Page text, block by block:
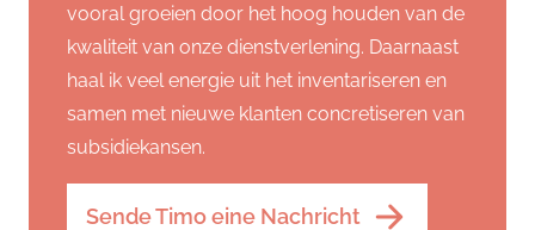
vooral groeien door het hoog houden van de
kwaliteit van onze dienstverlening. Daarnaast
haal ik veel energie uit het inventariseren en
samen met nieuwe klanten concretiseren van
subsidiekansen.
Sende Timo eine Nachricht